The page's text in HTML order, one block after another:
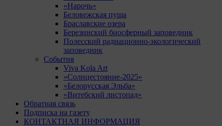
«Нарочь»
Беловежская пуща
Браславские озера
Березинский биосферный заповедник
Полесский радиационно-экологический
заповедник
События
Viva Kola Art
«Солнцестояние-2025»
«Белорусская Эльба»
«Витебский листопад»
Обратная связь
Подписка на газету
КОНТАКТНАЯ ИНФОРМАЦИЯ